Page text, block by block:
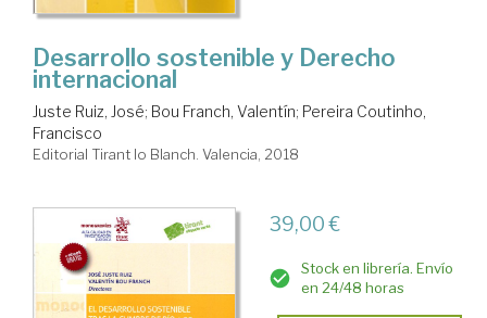
Desarrollo sostenible y Derecho
internacional
Juste Ruiz, José; Bou Franch, Valentín; Pereira Coutinho,
Francisco
Editorial Tirant lo Blanch. Valencia, 2018
39,00 €
Stock en librería. Envío
en 24/48 horas